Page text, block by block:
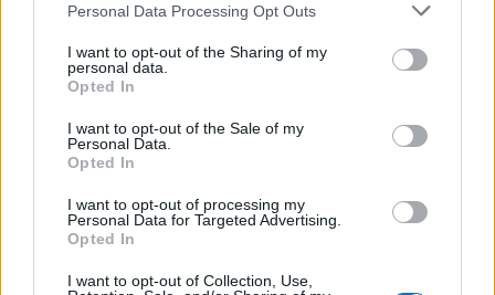
Personal Data Processing Opt Outs
I want to opt-out of the Sharing of my
personal data.
Opted In
I want to opt-out of the Sale of my
Personal Data.
Opted In
I want to opt-out of processing my
Personal Data for Targeted Advertising.
Opted In
I want to opt-out of Collection, Use,
oggi mancano. Negli Usa, chi nuova
all'immagine delle squadre viene spinto fuori.
È successo nel basket al proprietario dei
Clippers e nel football a quello dei
Washington Commanders. In Italia, il neo
commissario agli stadi Massimo Sessa sarà il
primo a chiedere garanzie finanziarie per
autorizzare il Flaminio. La Lazio non può
accontentarsi di sopravvivere: deve tornare a
essere Lazio, elegante e vincente, all'altezza
della sua aquila cucita sulla maglia. Un club